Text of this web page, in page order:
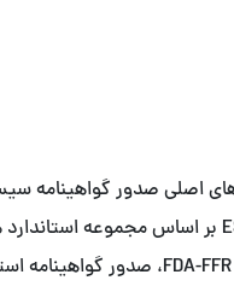
اصلی صدور گواهینامه